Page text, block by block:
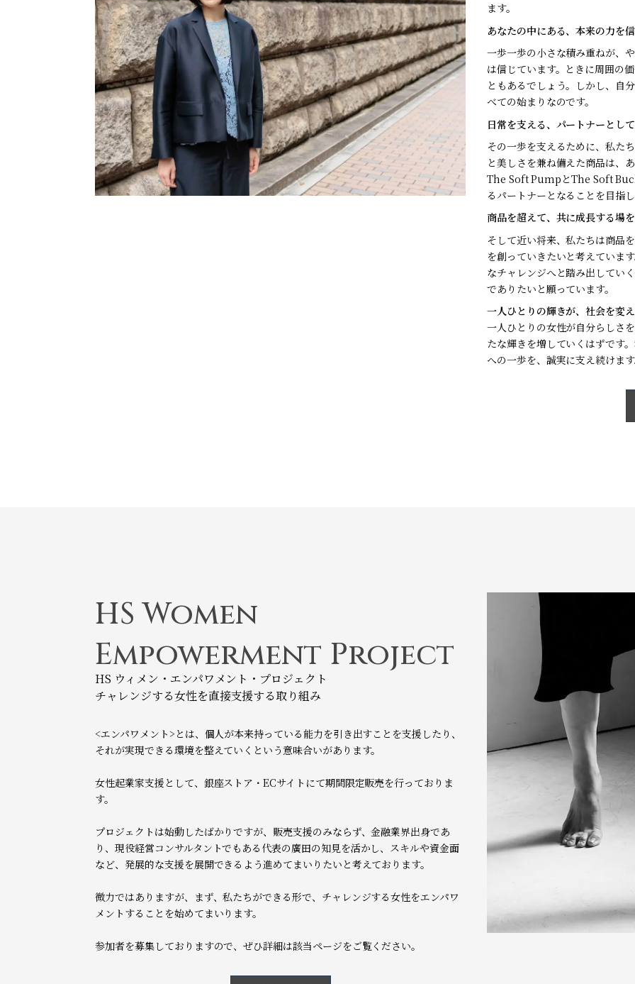
ます。
あなたの中にある、本来の力を
一歩一歩の小さな積み重ねが、
は信じています。ときに周囲の
ともあるでしょう。しかし、自
べての始まりなのです。
日常を支える、パートナーとし
その一歩を支えるために、私た
と美しさを兼ね備えた商品は、
The Soft PumpとThe Soft
るパートナーとなることを目指
商品を超えて、共に成長する場を
そして近い将来、私たちは商品
を創っていきたいと考えていま
なチャレンジへと踏み出してい
でありたいと願っています。
一人ひとりの輝きが、社会を変
一人ひとりの女性が自分らしさ
たな輝きを増していくはずです
への一歩を、誠実に支え続けま
HS Women
Empowerment Project
HS ウィメン・エンパワメント・プロジェクト
チャレンジする女性を直接支援する取り組み
<エンパワメント>とは、個人が本来持っている能力を引き出すことを支援したり、
それが実現できる環境を整えていくという意味合いがあります。
女性起業家支援として、銀座ストア・ECサイトにて期間限定販売を行っておりま
す。
プロジェクトは始動したばかりですが、販売支援のみならず、金融業界出身であ
り、現役経営コンサルタントでもある代表の廣田の知見を活かし、スキルや資金面
など、発展的な支援を展開できるよう進めてまいりたいと考えております。
微力ではありますが、まず、私たちができる形で、チャレンジする女性をエンパワ
メントすることを始めてまいります。
参加者を募集しておりますので、ぜひ詳細は該当ページをご覧ください。